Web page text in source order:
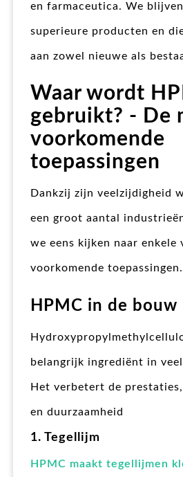
en farmaceutica. We
superieure producten en
aan zowel nieuwe als
Waar wordt
gebruikt? - De
voorkomende
toepassingen
Dankzij zijn veelzijdigheid
een groot aantal
we eens kijken naar enkele
voorkomende toepassingen.
HPMC in de bouw
belangrijk ingrediënt in
Het verbetert de
en duurzaamheid
1. Tegellijm
HPMC maakt tegellijmen